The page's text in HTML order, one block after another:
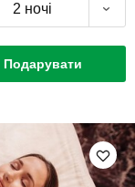
2 ночі
Подарувати